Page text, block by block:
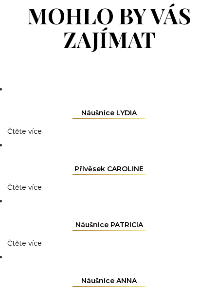
MOHLO BY VÁS
ZAJÍMAT
Náušnice LYDIA
Čtěte více
Přívěsek CAROLINE
Čtěte více
Náušnice PATRICIA
Čtěte více
Náušnice ANNA